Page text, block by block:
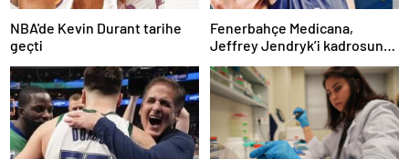
NBA'de Kevin Durant tarihe
geçti
Fenerbahçe Medicana,
Jeffrey Jendryk’i kadrosuna